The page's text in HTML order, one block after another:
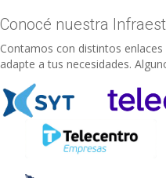
Conocé nuestra
Contamos con distintos
adapte a tus necesidades.